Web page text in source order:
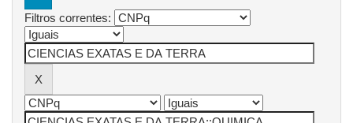
Filtros correntes: